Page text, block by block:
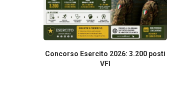
Concorso Esercito 2026: 3.200 posti
VFI